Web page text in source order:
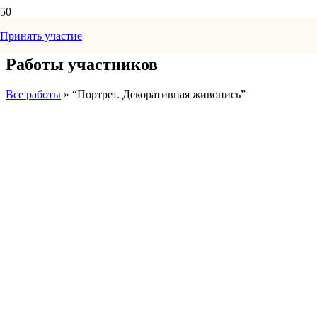
Принять участие
Работы участников
Все работы » “Портрет. Декоративная живопись”